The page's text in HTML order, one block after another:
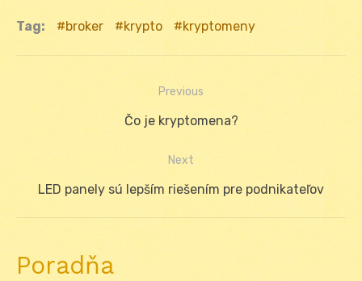
Tag: broker krypto kryptomeny
Navigácia
Previous
Previous
Čo je kryptomena?
Next
Next
LED panely sú lepším riešením pre podnikateľov
Poradňa